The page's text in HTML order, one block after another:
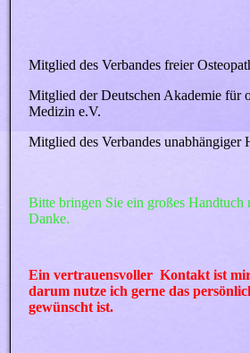
Mitglied des Verbandes freier
Mitglied der Deutschen Akademie für
Medizin e.V.
Mitglied des Verbandes unabhängiger
Bitte bringen Sie ein großes Handtuch
Danke.
Ein vertrauensvoller Kontakt ist
darum nutze ich gerne das
gewünscht ist.